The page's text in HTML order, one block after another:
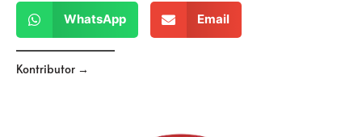
WhatsApp Email
Kontributor →